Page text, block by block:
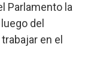
Parlamento la
del
en el